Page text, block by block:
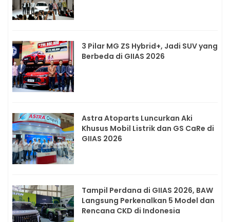
3 Pilar MG ZS Hybrid+, Jadi SUV yang
Berbeda di GIIAS 2026
Astra Atoparts Luncurkan Aki
Khusus Mobil Listrik dan GS CaRe di
GIIAS 2026
Tampil Perdana di GIIAS 2026, BAW
Langsung Perkenalkan 5 Model dan
Rencana CKD di Indonesia